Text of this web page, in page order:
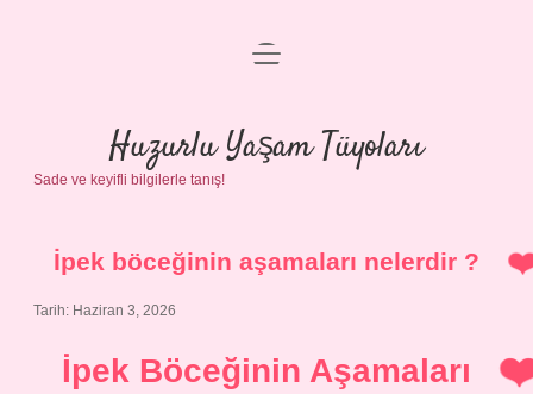
Anasayfa
Gizlilik Politikası
Yasal Uyarı
menüyü
Huzurlu Yaşam Tüyoları
Sade ve keyifli bilgilerle tanış!
İpek böceğinin aşamaları nelerdir ?
Tarih: Haziran 3, 2026
İpek Böceğinin Aşamaları